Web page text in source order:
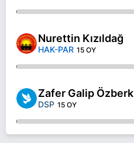
Nurettin Kızıldağ
HAK-PAR 15 OY
Zafer Galip Özberk
DSP 15 OY